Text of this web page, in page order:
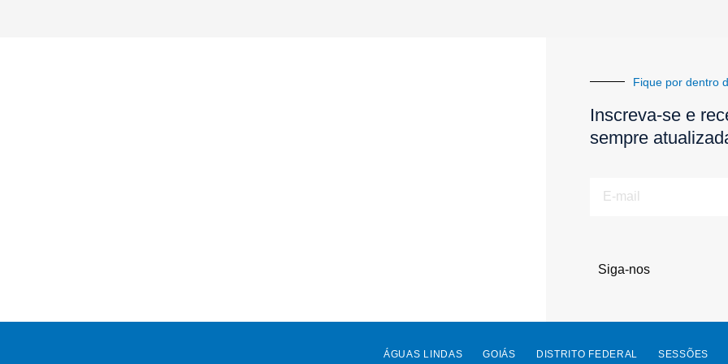
Fique por dentro
Inscreva-se e
sempre
Siga-nos
ÁGUAS LINDAS GOIÁS DISTRITO FEDERAL SESSÕES